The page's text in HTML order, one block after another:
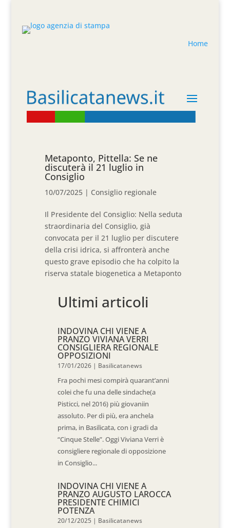
Home
Metaponto, Pittella: Se ne
discuterà il 21 luglio in
Consiglio
10/07/2025 | Consiglio regionale
Il Presidente del Consiglio: Nella seduta
straordinaria del Consiglio, già
convocata per il 21 luglio per discutere
della crisi idrica, si affronterà anche
questo grave episodio che ha colpito la
riserva statale biogenetica a Metaponto
Ultimi articoli
INDOVINA CHI VIENE A
PRANZO VIVIANA VERRI
CONSIGLIERA REGIONALE
OPPOSIZIONI
17/01/2026 | Basilicatanews
Fra pochi mesi compirà quarant’anni
colei che fu una delle sindache(a
Pisticci, nel 2016) più giovaniin
assoluto. Per di più, era anchela
prima, in Basilicata, con i gradi da
“Cinque Stelle”. Oggi Viviana Verri è
consigliere regionale di opposizione
in Consiglio...
INDOVINA CHI VIENE A
PRANZO AUGUSTO LAROCCA
PRESIDENTE CHIMICI
POTENZA
20/12/2025 | Basilicatanews